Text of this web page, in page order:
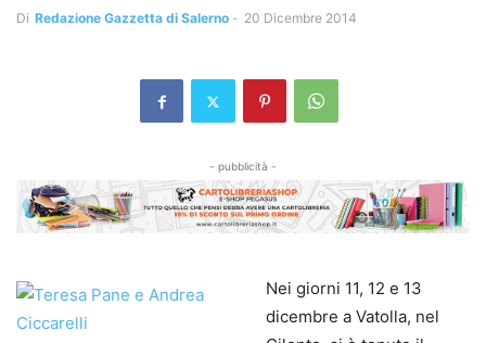
Di Redazione Gazzetta di Salerno - 20 Dicembre 2014
- pubblicità -
Nei giorni 11, 12 e 13
dicembre a Vatolla, nel